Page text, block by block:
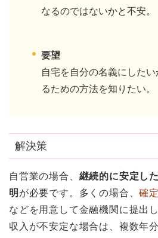
なるのではないかと不安。
要望
自宅を自分の名義にした
るための方法を知りたい。
解決策
自営業の場合、 継続的に安定し
明 が必要です。多くの場合、確
などを用意して金融機関に提出
収入が不安定な場合は、 複数年